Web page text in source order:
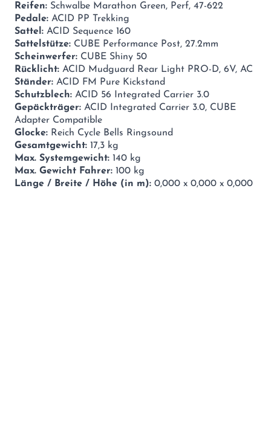
Reifen: Schwalbe Marathon Green, Perf, 47-622
Pedale: ACID PP Trekking
Sattel: ACID Sequence 160
Sattelstütze: CUBE Performance Post, 27.2mm
Scheinwerfer: CUBE Shiny 50
Rücklicht: ACID Mudguard Rear Light PRO-D, 6V, AC
Ständer: ACID FM Pure Kickstand
Schutzblech: ACID 56 Integrated Carrier 3.0
Gepäckträger: ACID Integrated Carrier 3.0, CUBE
Adapter Compatible
Glocke: Reich Cycle Bells Ringsound
Gesamtgewicht: 17,3 kg
Max. Systemgewicht: 140 kg
Max. Gewicht Fahrer: 100 kg
Länge / Breite / Höhe (in m): 0,000 x 0,000 x 0,000